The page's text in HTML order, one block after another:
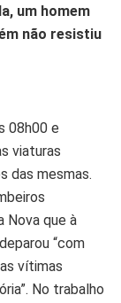
um homem
não resistiu
08h00 e
viaturas
das mesmas.
Nova que à
“com
vítimas
No trabalho